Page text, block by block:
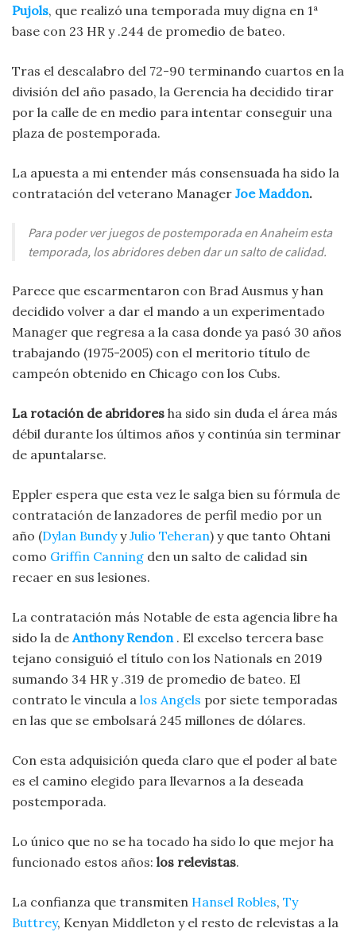
Pujols, que realizó una temporada muy digna en 1ª
base con 23 HR y .244 de promedio de bateo.
Tras el descalabro del 72-90 terminando cuartos en la
división del año pasado, la Gerencia ha decidido tirar
por la calle de en medio para intentar conseguir una
plaza de postemporada.
La apuesta a mi entender más consensuada ha sido la
contratación del veterano Manager Joe Maddon.
Para poder ver juegos de postemporada en Anaheim esta
temporada, los abridores deben dar un salto de calidad.
Parece que escarmentaron con Brad Ausmus y han
decidido volver a dar el mando a un experimentado
Manager que regresa a la casa donde ya pasó 30 años
trabajando (1975-2005) con el meritorio título de
campeón obtenido en Chicago con los Cubs.
La rotación de abridores ha sido sin duda el área más
débil durante los últimos años y continúa sin terminar
de apuntalarse.
Eppler espera que esta vez le salga bien su fórmula de
contratación de lanzadores de perfil medio por un
año (Dylan BundyyJulio Teheran) y que tanto Ohtani
como Griffin Canning den un salto de calidad sin
recaer en sus lesiones.
La contratación más Notable de esta agencia libre ha
sido la de Anthony Rendon . El excelso tercera base
tejano consiguió el título con los Nationals en 2019
sumando 34 HR y .319 de promedio de bateo. El
contrato le vincula a los Angels por siete temporadas
en las que se embolsará 245 millones de dólares.
Con esta adquisición queda claro que el poder al bate
es el camino elegido para llevarnos a la deseada
postemporada.
Lo único que no se ha tocado ha sido lo que mejor ha
funcionado estos años: los relevistas.
La confianza que transmiten Hansel Robles, Ty
Buttrey, Kenyan Middleton y el resto de relevistas a la